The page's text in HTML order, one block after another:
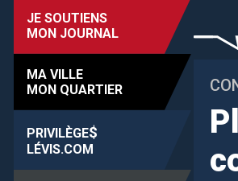
JE SOUTIENS
MON JOURNAL
MA VILLE
MON QUARTIER
PRIVILÈGE$
LÉVIS.COM